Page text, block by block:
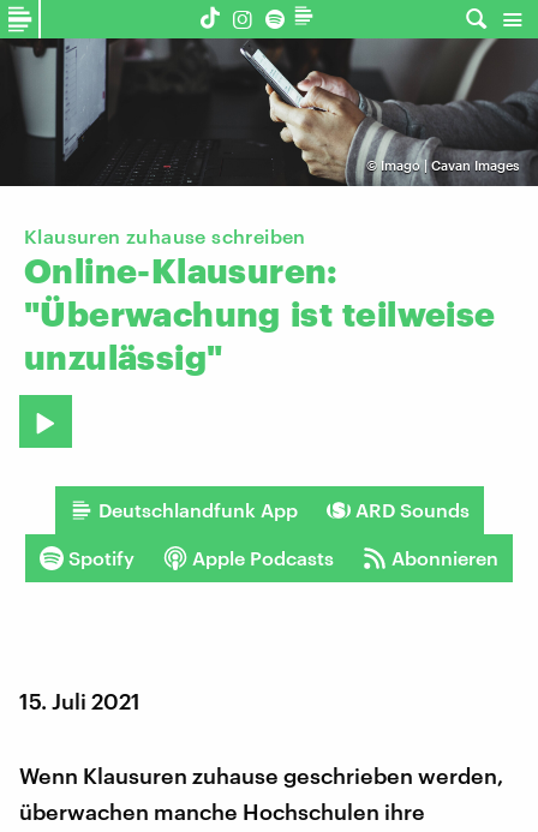
© Imago | Cavan Images
Klausuren zuhause schreiben
Online-Klausuren:
"Überwachung ist teilweise
unzulässig"
Deutschlandfunk App ARD Sounds
Spotify Apple Podcasts Abonnieren
15. Juli 2021
Wenn Klausuren zuhause geschrieben werden,
überwachen manche Hochschulen ihre